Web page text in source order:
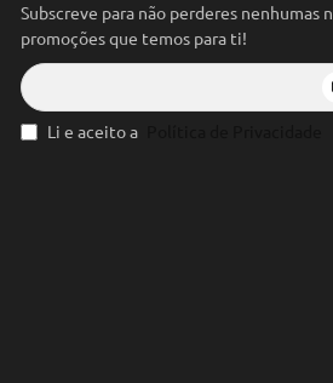
Subscreve para não perderes nenhumas
promoções que temos para ti!
Li e aceito a